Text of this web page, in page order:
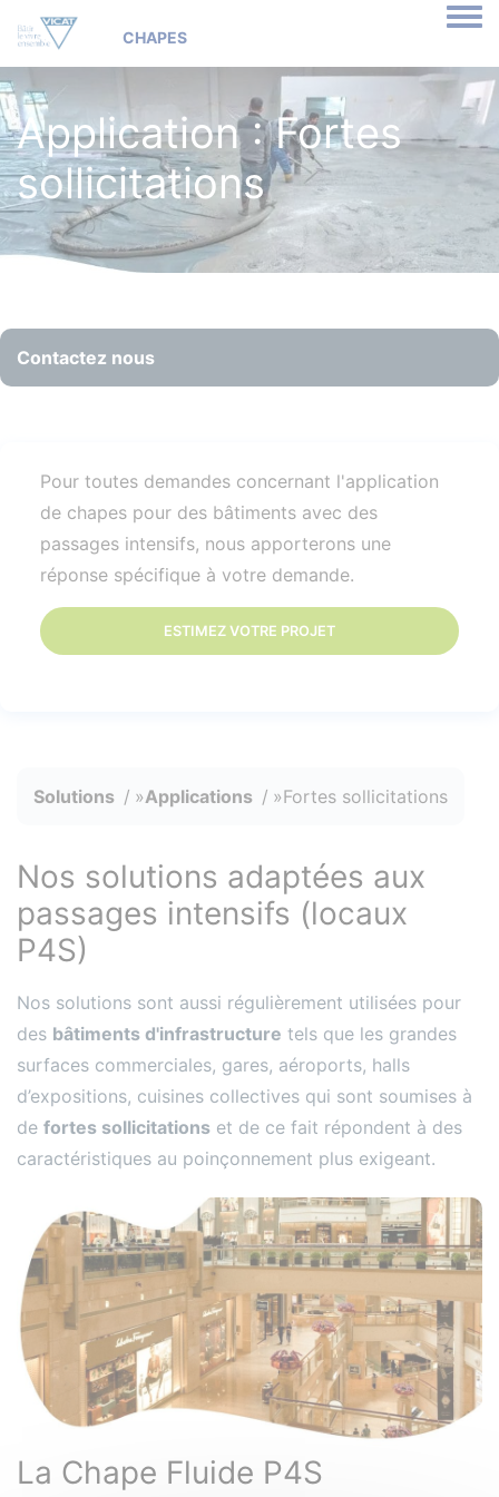
Application : Fortes
sollicitations
Contactez nous
Pour toutes demandes concernant l'application
de chapes pour des bâtiments avec des
passages intensifs, nous apporterons une
réponse spécifique à votre demande.
ESTIMEZ VOTRE PROJET
Solutions Applications Fortes sollicitations
Nos solutions adaptées aux
passages intensifs (locaux
P4S)
Nos solutions sont aussi régulièrement utilisées pour
des bâtiments d'infrastructure tels que les grandes
surfaces commerciales, gares, aéroports, halls
d’expositions, cuisines collectives qui sont soumises à
de fortes sollicitations et de ce fait répondent à des
caractéristiques au poinçonnement plus exigeant.
La Chape Fluide P4S